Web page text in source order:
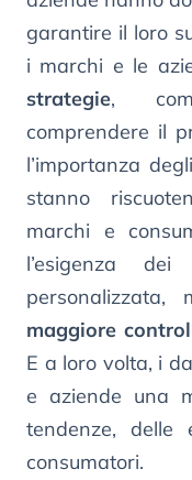
garantire il loro
i marchi e le
strategie,
comprendere il
l’importanza
stanno
marchi e
l’esigenza
maggiore
E a loro volta, i
e aziende una
tendenze, delle
consumatori.